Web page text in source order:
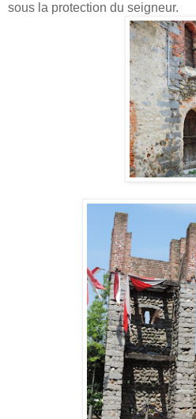
sous la protection du seigneur.